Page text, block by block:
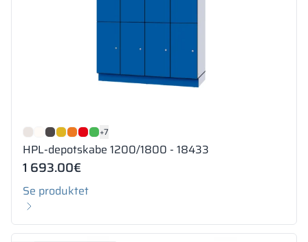
+7
HPL-depotskabe 1200/1800 - 18433
1 693.00€
Se produktet